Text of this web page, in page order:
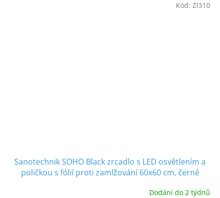
Sanotechnik SOHO Black zrcadlo s LED osvětlením a
poličkou s fólií proti zamlžování 60x60 cm, černé
Dodání do 2 týdnů
Kód: ZI310